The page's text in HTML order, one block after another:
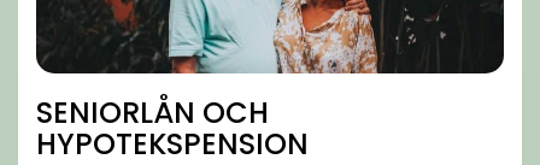
SENIORLÅN OCH
HYPOTEKSPENSION